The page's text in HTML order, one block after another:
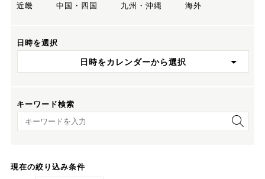
近畿
中国・四国 九州・沖縄 海外
日時を選択
日時をカレンダーから選択
キーワード検索
キーワード検索
現在の絞り込み条件